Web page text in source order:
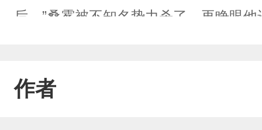
后。”桑雾被不知名势力杀了。再睁眼
个只有婴儿拳头大小特别适合卖萌的
作者